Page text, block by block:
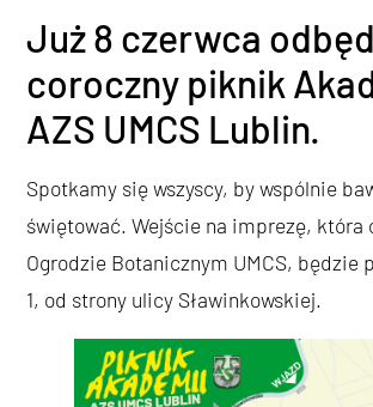
Już 8 czerwca
coroczny piknik
AZS UMCS Lublin.
Spotkamy się wszyscy, by wspólnie
świętować. Wejście na imprezę, która
Ogrodzie Botanicznym UMCS, będzie
1, od strony ulicy Sławinkowskiej.